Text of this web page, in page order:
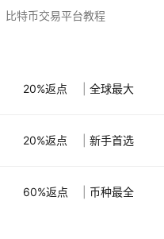
比特币交易平台教程
20%返点 全球最大
20%返点 新手首选
60%返点 币种最全